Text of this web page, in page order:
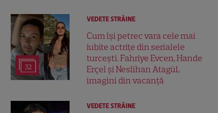
32
VEDETE STRĂINE
Cum își petrec vara cele mai
iubite actrițe din serialele
turcești. Fahriye Evcen, Hande
Erçel și Neslihan Atagül,
imagini din vacanță
VEDETE STRĂINE